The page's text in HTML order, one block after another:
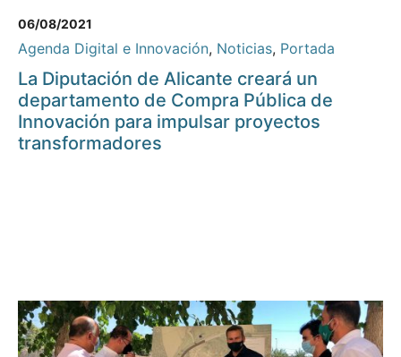
06/08/2021
Agenda Digital e Innovación, Noticias, Portada
La Diputación de Alicante creará un
departamento de Compra Pública de
Innovación para impulsar proyectos
transformadores